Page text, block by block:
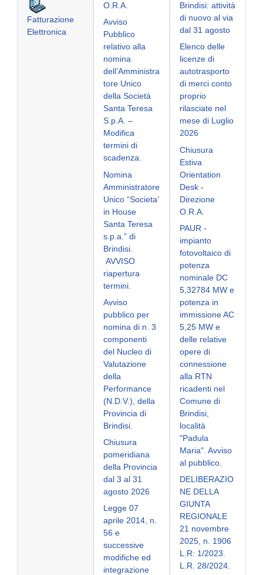
Fatturazione
Elettronica
O.R.A.
Avviso
Pubblico
relativo alla
nomina
dell’Amministra
tore Unico
della Società
Santa Teresa
S.p.A. –
Modifica
termini di
scadenza.
Nomina
Amministratore
Unico “Societa’
in House
Santa Teresa
s.p.a.” di
Brindisi.
AVVISO
riapertura
termini.
Avviso
pubblico per
nomina di n. 3
componenti
del Nucleo di
Valutazione
della
Performance
(N.D.V.), della
Provincia di
Brindisi.
Chiusura
pomeridiana
della Provincia
dal 3 al 31
agosto 2026
Legge 07
aprile 2014, n.
56 e
successive
modifiche ed
integrazione
Brindisi: attività
di nuovo al via
dal 31 agosto
Elenco delle
licenze di
autotrasporto
di merci conto
proprio
rilasciate nel
mese di Luglio
2026
Chiusura
Estiva
Orientation
Desk -
Direzione
O.R.A.
PAUR -
impianto
fotovoltaico di
potenza
nominale DC
5,32784 MW e
potenza in
immissione AC
5,25 MW e
delle relative
opere di
connessione
alla RTN
ricadenti nel
Comune di
Brindisi,
località
"Padula
Maria". Avviso
al pubblico.
DELIBERAZIO
NE DELLA
GIUNTA
REGIONALE
21 novembre
2025, n. 1906
L.R: 1/2023.
L.R. 28/2024.